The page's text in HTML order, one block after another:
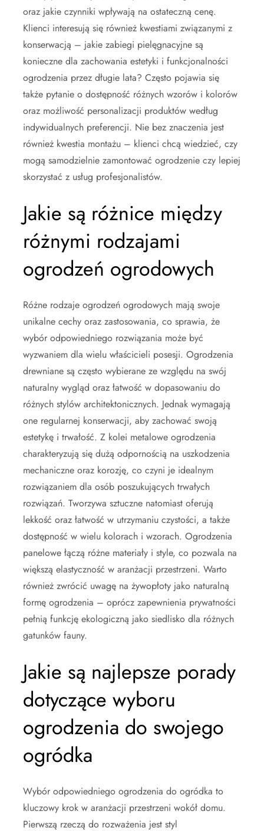
oraz jakie czynniki wpływają na ostateczną cenę.
Klienci interesują się również kwestiami związanymi z
konserwacją – jakie zabiegi pielęgnacyjne są
konieczne dla zachowania estetyki i funkcjonalności
ogrodzenia przez długie lata? Często pojawia się
także pytanie o dostępność różnych wzorów i kolorów
oraz możliwość personalizacji produktów według
indywidualnych preferencji. Nie bez znaczenia jest
również kwestia montażu – klienci chcą wiedzieć, czy
mogą samodzielnie zamontować ogrodzenie czy lepiej
skorzystać z usług profesjonalistów.
Jakie są różnice między
różnymi rodzajami
ogrodzeń ogrodowych
Różne rodzaje ogrodzeń ogrodowych mają swoje
unikalne cechy oraz zastosowania, co sprawia, że
wybór odpowiedniego rozwiązania może być
wyzwaniem dla wielu właścicieli posesji. Ogrodzenia
drewniane są często wybierane ze względu na swój
naturalny wygląd oraz łatwość w dopasowaniu do
różnych stylów architektonicznych. Jednak wymagają
one regularnej konserwacji, aby zachować swoją
estetykę i trwałość. Z kolei metalowe ogrodzenia
charakteryzują się dużą odpornością na uszkodzenia
mechaniczne oraz korozję, co czyni je idealnym
rozwiązaniem dla osób poszukujących trwałych
rozwiązań. Tworzywa sztuczne natomiast oferują
lekkość oraz łatwość w utrzymaniu czystości, a także
dostępność w wielu kolorach i wzorach. Ogrodzenia
panelowe łączą różne materiały i style, co pozwala na
większą elastyczność w aranżacji przestrzeni. Warto
również zwrócić uwagę na żywopłoty jako naturalną
formę ogrodzenia – oprócz zapewnienia prywatności
pełnią funkcję ekologiczną jako siedlisko dla różnych
gatunków fauny.
Jakie są najlepsze porady
dotyczące wyboru
ogrodzenia do swojego
ogródka
Wybór odpowiedniego ogrodzenia do ogródka to
kluczowy krok w aranżacji przestrzeni wokół domu.
Pierwszą rzeczą do rozważenia jest styl